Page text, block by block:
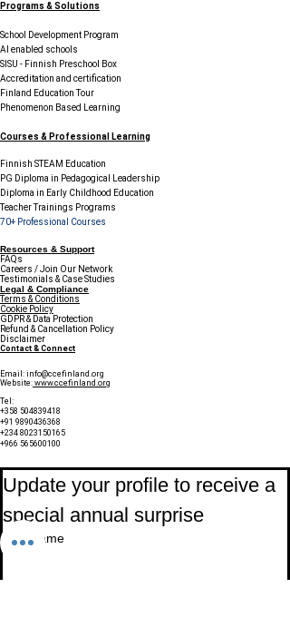
Programs & Solutions
School Development Program
AI enabled schools
SISU - Finnish Preschool Box
Accreditation and certification
Finland Education Tour
Phenomenon Based Learning
Courses & Professional Learning
Finnish STEAM Education
PG Diploma in Pedagogical Leadership
Diploma in Early Childhood Education
Teacher Trainings Programs
70+ Professional Courses
Resources & Support
FAQs
Careers / Join Our Network
Testimonials & Case Studies
Legal & Compliance
Terms & Conditions
Cookie Policy
GDPR & Data Protection
Refund & Cancellation Policy
Disclaimer
Contact & Connect
Email: info@ccefinland.org
Website: www.ccefinland.org
Tel:
+358 504839418
+91 9890436368
+234 8023150165
+966 565600100
Update your profile to receive a
special annual surprise
First name